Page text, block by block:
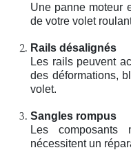
Une panne moteur
de votre volet
Rails désalignés
Les rails peuvent
des déformations,
volet.
Sangles rompus
Les composants
nécessitent un